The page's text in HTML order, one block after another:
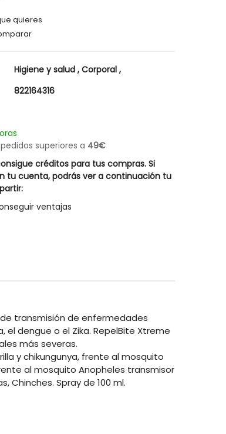
quieres
Higiene y salud , Corporal ,
822164316
superiores a 49€
créditos para tus compras. Si
tu cuenta, podrás ver a continuación tu
ventajas
transmisión de enfermedades
dengue o el Zika. RepelBite Xtreme
más severas.
y chikungunya, frente al mosquito
al mosquito Anopheles transmisor
Chinches. Spray de 100 ml.